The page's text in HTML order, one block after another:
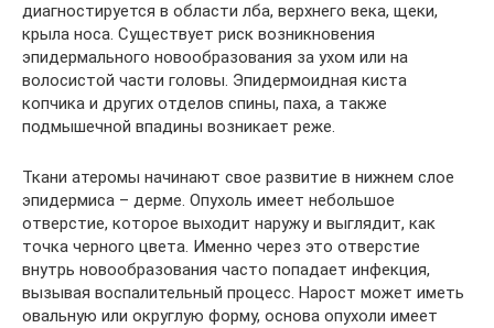
диагностируется в области лба, верхнего века, щеки,
крыла носа. Существует риск возникновения
эпидермального новообразования за ухом или на
волосистой части головы. Эпидермоидная киста
копчика и других отделов спины, паха, а также
подмышечной впадины возникает реже.
Ткани атеромы начинают свое развитие в нижнем слое
эпидермиса – дерме. Опухоль имеет небольшое
отверстие, которое выходит наружу и выглядит, как
точка черного цвета. Именно через это отверстие
внутрь новообразования часто попадает инфекция,
вызывая воспалительный процесс. Нарост может иметь
овальную или округлую форму, основа опухоли имеет